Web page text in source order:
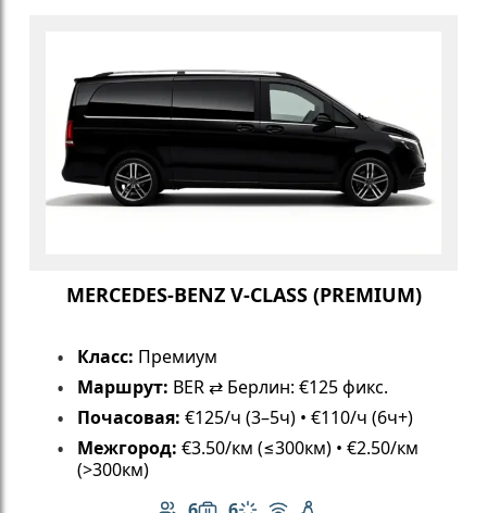
MERCEDES-BENZ V-CLASS (PREMIUM)
Класс: Премиум
Маршрут: BER ⇄ Берлин: €125 фикс.
Почасовая: €125/ч (3–5ч) • €110/ч (6ч+)
Межгород: €3.50/км (≤300км) • €2.50/км
(>300км)